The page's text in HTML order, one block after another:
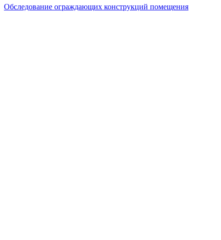
Обследование ограждающих конструкций помещения